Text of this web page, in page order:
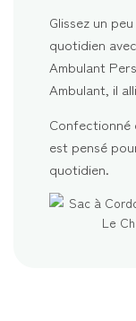
Glissez un
quotidien
Ambulant
Ambulant, il
Confectionné
est pensé
quotidien.